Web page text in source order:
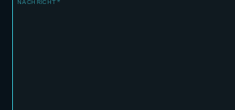
NACHRICHT*